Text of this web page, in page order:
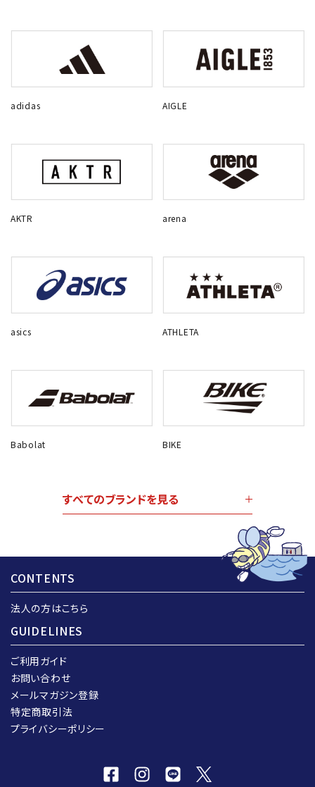
adidas AIGLE
AKTR arena
asics ATHLETA
Babolat BIKE
すべてのブランドを見る
CONTENTS
法人の方はこちら
GUIDELINES
ご利用ガイド
お問い合わせ
メールマガジン登録
特定商取引法
プライバシーポリシー